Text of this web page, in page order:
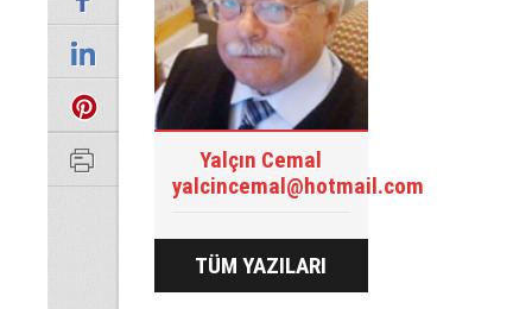
Yalçın Cemal
yalcincemal@hotmail.com
TÜM YAZILARI